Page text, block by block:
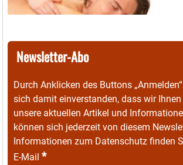
Newsletter-Abo
Durch Anklicken des Buttons
sich damit einverstanden, dass wir
unsere aktuellen Artikel und
können sich jederzeit von diesem
Informationen zum Datenschutz finden
E-Mail *